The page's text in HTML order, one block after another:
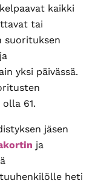
kaikki
tai
suorituksen
yksi päivässä.
61.
jäsen
ja
heti